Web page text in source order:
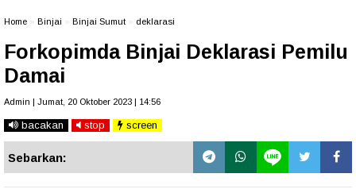
Home Binjai Binjai Sumut deklarasi
Forkopimda Binjai Deklarasi Pemilu
Damai
Admin | Jumat, 20 Oktober 2023 | 14:56
bacakan stop screen
Sebarkan: